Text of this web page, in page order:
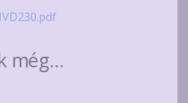
még…